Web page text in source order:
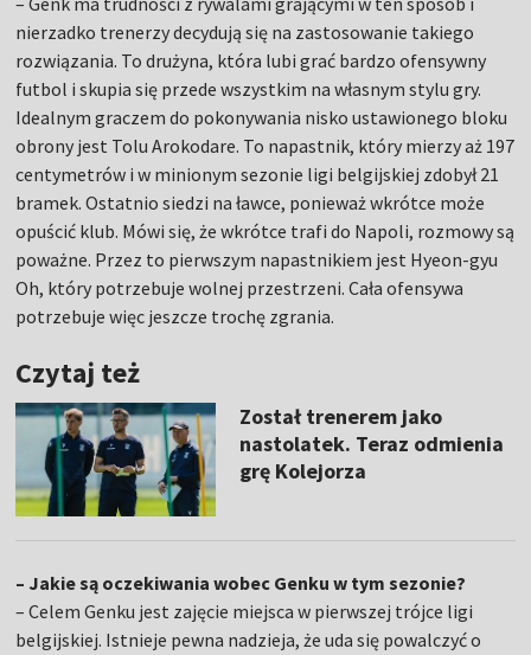
nierzadko trenerzy decydują się na zastosowanie takiego
rozwiązania. To drużyna, która lubi grać bardzo ofensywny
futbol i skupia się przede wszystkim na własnym stylu gry.
Idealnym graczem do pokonywania nisko ustawionego bloku
obrony jest Tolu Arokodare. To napastnik, który mierzy aż 197
centymetrów i w minionym sezonie ligi belgijskiej zdobył 21
bramek. Ostatnio siedzi na ławce, ponieważ wkrótce może
opuścić klub. Mówi się, że wkrótce trafi do Napoli, rozmowy są
poważne. Przez to pierwszym napastnikiem jest Hyeon-gyu
Oh, który potrzebuje wolnej przestrzeni. Cała ofensywa
potrzebuje więc jeszcze trochę zgrania.
Czytaj też
Został trenerem jako
nastolatek. Teraz odmienia
grę Kolejorza
– Jakie są oczekiwania wobec Genku w tym sezonie?
– Celem Genku jest zajęcie miejsca w pierwszej trójce ligi
belgijskiej. Istnieje pewna nadzieja, że uda się powalczyć o